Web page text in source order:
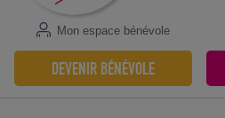
Mon espace bénévole
DEVENIR BÉNÉVOLE